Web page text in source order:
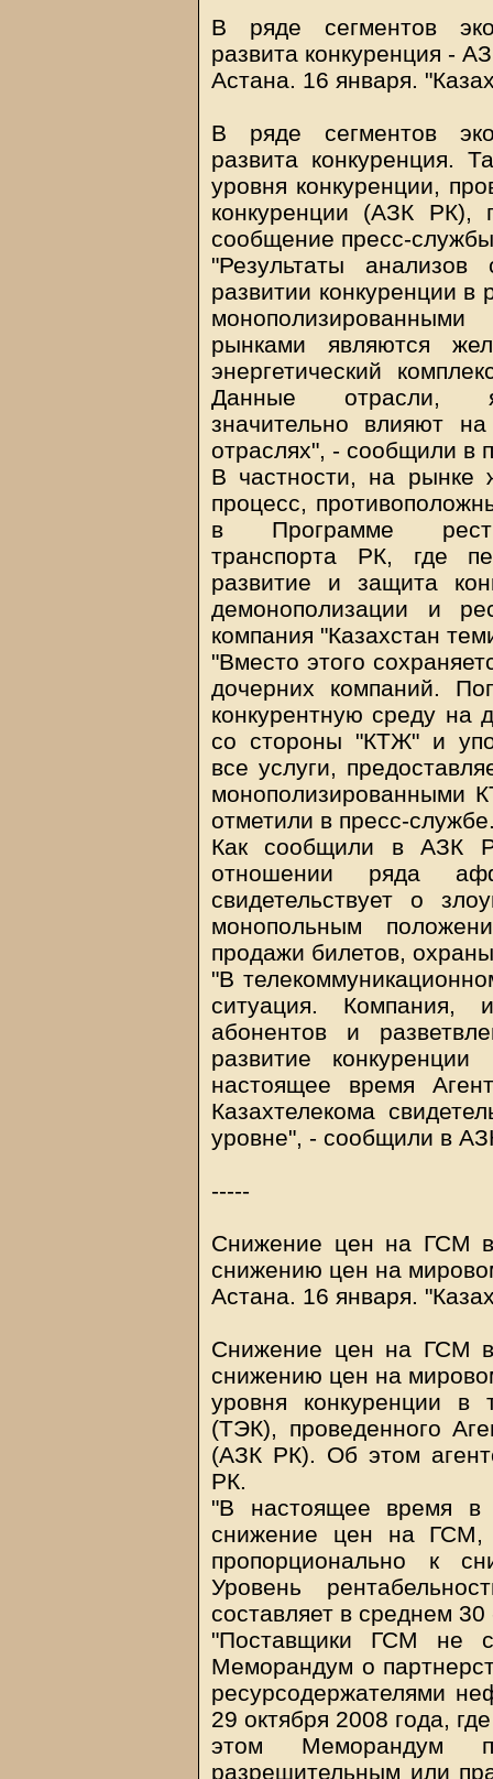
В ряде сегментов
развита конкуренция -
Астана. 16 января.
В ряде сегментов
развита конкуренция.
уровня конкуренции,
конкуренции (АЗК РК),
сообщение пресс-
"Результаты анализов
развитии конкуренции в
рынками являются
энергетический
Данные отрасли,
значительно влияют
отраслях", - сообщили в
В частности, на рынке
процесс,
в Программе
транспорта РК, где
развитие и защита
демонополизации и
компания "Казахстан
"Вместо этого
дочерних компаний.
конкурентную среду на
со стороны "КТЖ" и
все услуги,
монополизированными
отметили в пресс-
Как сообщили в АЗК
отношении ряда
свидетельствует о
монопольным
продажи билетов,
"В
ситуация. Компания,
абонентов и
развитие
настоящее время
Казахтелекома
уровне", - сообщили в
-----
Снижение цен на ГСМ в
снижению цен на
Астана. 16 января.
Снижение цен на ГСМ в
снижению цен на
уровня конкуренции в
(ТЭК), проведенного
(АЗК РК). Об этом
РК.
"В настоящее время в
снижение цен на ГСМ,
пропорционально к
Уровень
составляет в среднем
"Поставщики ГСМ не
Меморандум о
ресурсодержателями
29 октября 2008 года,
этом Меморандум
разрешительным или